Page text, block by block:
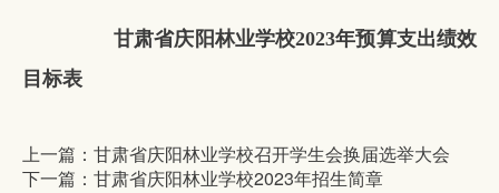
甘肃省庆阳林业学校2023年预算支出绩效
目标表
上一篇：甘肃省庆阳林业学校召开学生会换届选举大会
下一篇：甘肃省庆阳林业学校2023年招生简章